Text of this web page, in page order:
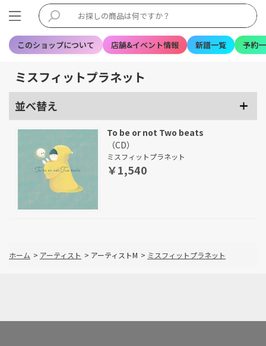
このショップについて 店舗&イベント情報 新譜一覧 予約
ミスフィットプラネット
並べ替え
To be or not Two beats
（CD）
ミスフィットプラネット
￥1,540
ホーム > アーティスト > アーティストM > ミスフィットプラネット